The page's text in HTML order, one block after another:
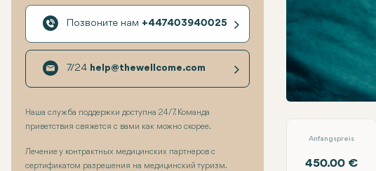
Anfangspreis
450.00 €
Позвоните нам +447403940025
7/24 help@thewellcome.com
Наша служба поддержки доступна 24/7. Команда
приветствия свяжется с вами как можно скорее.
Лечение у контрактных медицинских партнеров с
сертификатом разрешения на медицинский туризм.